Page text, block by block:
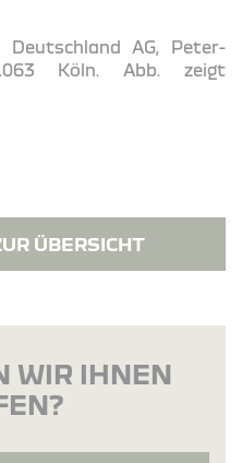
AG, Peter-
Köln. Abb. zeigt
ÜBERSICHT
WIR IHNEN